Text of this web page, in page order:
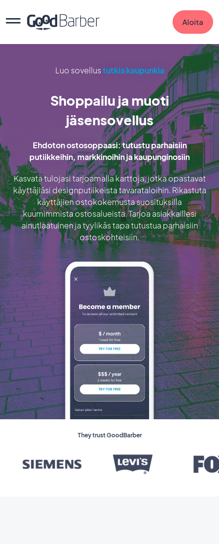
Aloita
Luo sovellustutkia kaupunkia
Shoppailu ja muoti
jäsensovellus
Ehdoton ostosoppaasi: tutustu parhaisiin
putiikkeihin, markkinoihin ja kaupunginosiin
Kasvata tulojasi tarjoamalla karttoja, jotka opastavat
käyttäjiäsi designputiikeista tavarataloihin. Rikastuta
käyttäjien ostokokemusta suosituksilla
kuumimmista ostosalueista. Tarjoa asiakkaillesi
ainutlaatuinen ja tyylikäs tapa tutustua parhaisiin
ostoskohteisiin.
They trust GoodBarber